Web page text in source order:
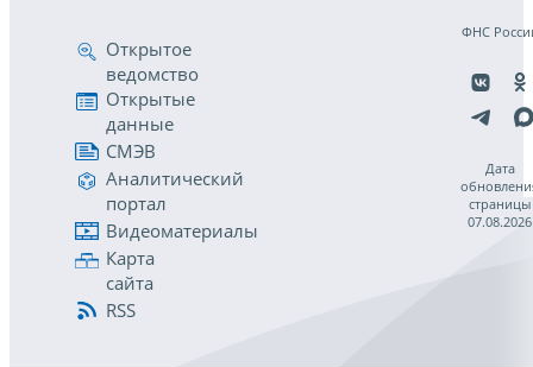
Открытое
ведомство
Открытые
данные
СМЭВ
Аналитический
портал
Видеоматериалы
Карта
сайта
RSS
ФНС
Дата
страницы
07.08.2026